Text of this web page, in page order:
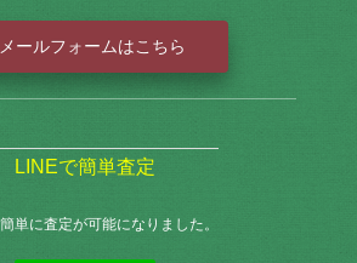
メールフォームはこちら
LINEで簡単査定
単に査定が可能になりました。